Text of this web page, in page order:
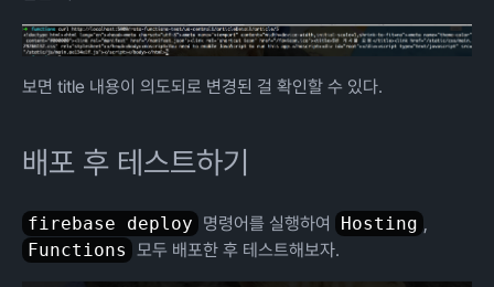
보면 title 내용이 의도되로 변경된 걸 확인할 수 있다.
배포 후 테스트하기
firebase deploy 명령어를 실행하여 Hosting ,
Functions 모두 배포한 후 테스트해보자.